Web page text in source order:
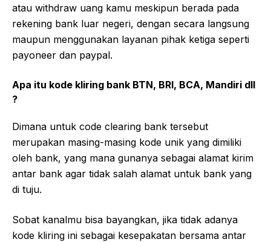
atau withdraw uang kamu meskipun berada pada
rekening bank luar negeri, dengan secara langsung
maupun menggunakan layanan pihak ketiga seperti
payoneer dan paypal.
Apa itu kode kliring bank BTN, BRI, BCA, Mandiri dll
?
Dimana untuk code clearing bank tersebut
merupakan masing-masing kode unik yang dimiliki
oleh bank, yang mana gunanya sebagai alamat kirim
antar bank agar tidak salah alamat untuk bank yang
di tuju.
Sobat kanalmu bisa bayangkan, jika tidak adanya
kode kliring ini sebagai kesepakatan bersama antar